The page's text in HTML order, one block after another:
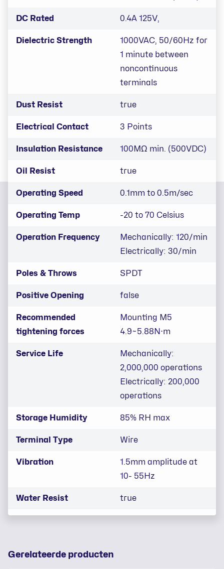
DC Rated 0.4A 125V,
Dielectric Strength
1000VAC, 50/60Hz for
1 minute between
noncontinuous
terminals
Dust Resist true
Electrical Contact 3 Points
Insulation Resistance 100MΩ min. (500VDC)
Oil Resist true
Operating Speed 0.1mm to 0.5m/sec
Operating Temp -20 to 70 Celsius
Operation Frequency
Mechanically: 120/min
Electrically: 30/min
Poles & Throws SPDT
Positive Opening false
Recommended
tightening forces
Mounting M5
4.9~5.88N⋅m
Service Life
Mechanically:
2,000,000 operations
Electrically: 200,000
operations
Storage Humidity 85% RH max
Terminal Type Wire
Vibration
1.5mm amplitude at
10- 55Hz
Water Resist true
Gerelateerde producten